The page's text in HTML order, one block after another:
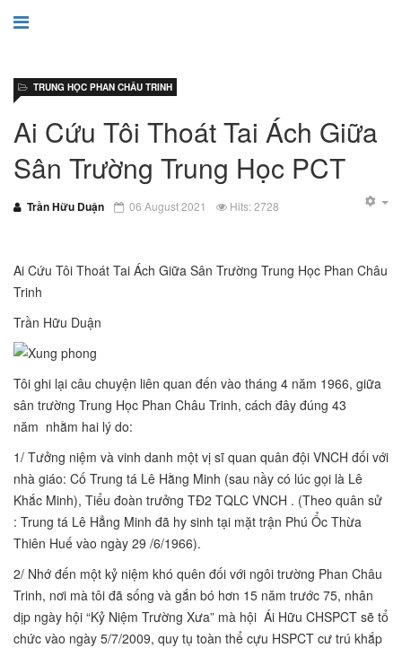
Ai Cứu Tôi Thoát Tai Ách Giữa
Sân Trường Trung Học PCT
Trần Hữu Duận
TRUNG HỌC PHAN CHÂU TRINH
06 August 2021 Hits: 2728
Ai Cứu Tôi Thoát Tai Ách Giữa Sân Trường Trung Học Phan Châu
Trinh
Trần Hữu Duận
Tôi ghi lại câu chuyện liên quan đến vào tháng 4 năm 1966, giữa
sân trường Trung Học Phan Châu Trinh, cách đây đúng 43
năm nhằm hai lý do:
1/ Tưởng niệm và vinh danh một vị sĩ quan quân đội VNCH đối với
nhà giáo: Cố Trung tá Lê Hằng Minh (sau nầy có lúc gọi là Lê
Khắc Minh), Tiểu đoàn trưởng TĐ2 TQLC VNCH . (Theo quân sử
: Trung tá Lê Hẳng Minh đã hy sinh tại mặt trận Phú Ổc Thừa
Thiên Huế vào ngày 29 /6/1966).
2/ Nhớ đến một kỷ niệm khó quên đối với ngôi trường Phan Châu
Trinh, nơi mà tôi đã sống và gắn bó hơn 15 năm trước 75, nhân
dịp ngày hội “Kỷ Niệm Trường Xưa” mà hội Ái Hữu CHSPCT sẽ tổ
chức vào ngày 5/7/2009, quy tụ toàn thể cựu HSPCT cư trú khắp